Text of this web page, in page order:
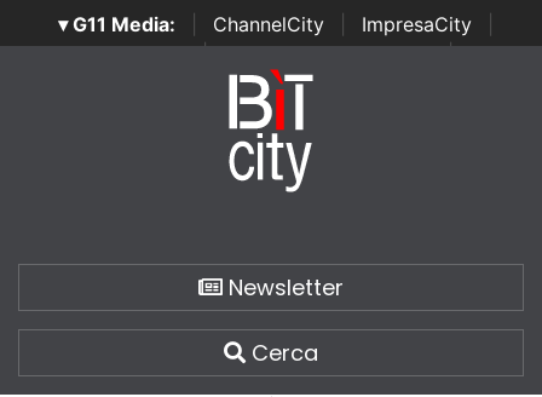
▾ G11 Media: ChannelCity ImpresaCity
SecurityOpenLab | Italian Channel Awards | Italian
Italian Security Awards
Newsletter
Cerca